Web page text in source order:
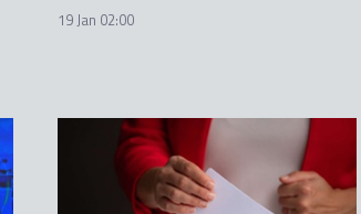
19 Jan 02:00